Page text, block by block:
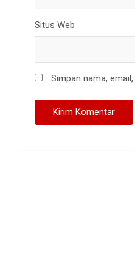
Situs Web
Simpan nama,